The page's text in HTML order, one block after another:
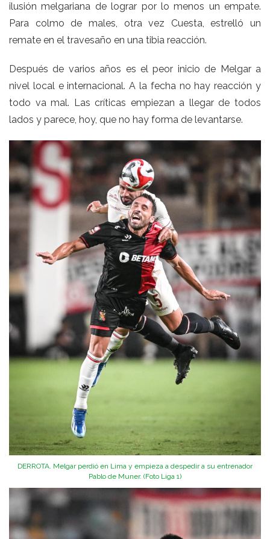
ilusión melgariana de lograr por lo menos un empate.
Para colmo de males, otra vez Cuesta, estrelló un
remate en el travesaño en una tibia reacción.
Después de varios años es el peor inicio de Melgar a
nivel local e internacional. A la fecha no hay reacción y
todo va mal. Las críticas empiezan a llegar de todos
lados y parece, hoy, que no hay forma de levantarse.
DERROTA. Melgar perdió en Lima y empieza a despedir a su entrenador
Pablo de Muner. (Foto Liga 1)